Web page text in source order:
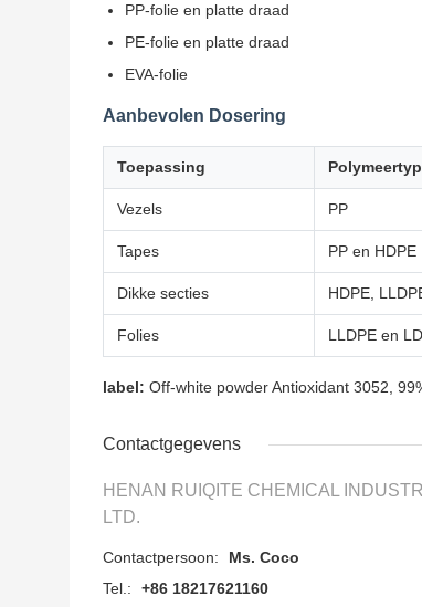
PP-folie en platte draad
PE-folie en platte draad
EVA-folie
Aanbevolen Dosering
Toepassing
Vezels PP
Tapes PP en HDPE
Dikke secties HDPE,
Folies LLDPE en
label: Off-white powder Antioxidant 3052,
Contactgegevens
HENAN RUIQITE CHEMICAL
LTD.
Contactpersoon:
Ms. Coco
Tel.:
+86 18217621160